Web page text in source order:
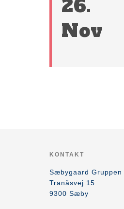
26.
Nov
KONTAKT
Sæbygaard Gruppen
Tranåsvej 15
9300 Sæby